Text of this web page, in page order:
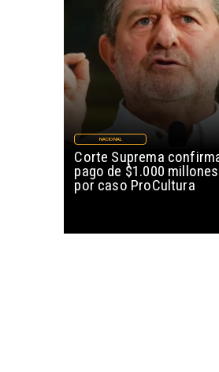
Corte Suprema
pago de $1.000 millones
por caso ProCultura
NACIONAL